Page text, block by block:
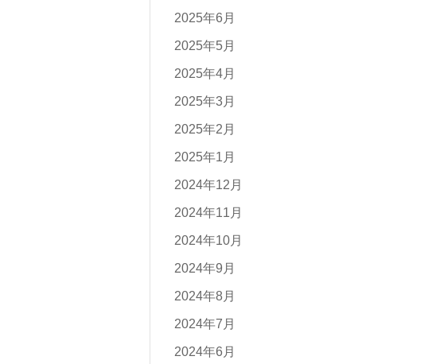
2025年6月
2025年5月
2025年4月
2025年3月
2025年2月
2025年1月
2024年12月
2024年11月
2024年10月
2024年9月
2024年8月
2024年7月
2024年6月